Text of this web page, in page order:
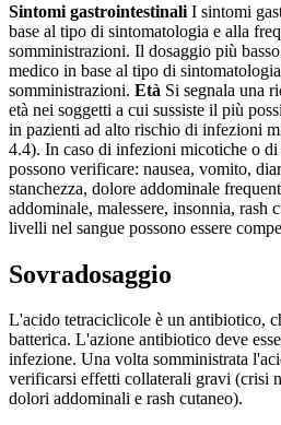
Sintomi gastrointestinali I sintomi
base al tipo di sintomatologia e alla
somministrazioni. Il dosaggio più
medico in base al tipo di
somministrazioni. Età Si segnala una
età nei soggetti a cui sussiste il più
in pazienti ad alto rischio di infezioni
4.4). In caso di infezioni micotiche o
possono verificare: nausea, vomito,
stanchezza, dolore addominale
addominale, malessere, insonnia, rash
livelli nel sangue possono essere
Sovradosaggio
L'acido tetraciclicole è un antibiotico,
batterica. L'azione antibiotico deve
infezione. Una volta somministrata
verificarsi effetti collaterali gravi (crisi
dolori addominali e rash cutaneo).